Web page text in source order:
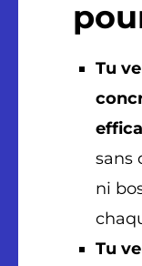
Tu
sans
ni
Tu